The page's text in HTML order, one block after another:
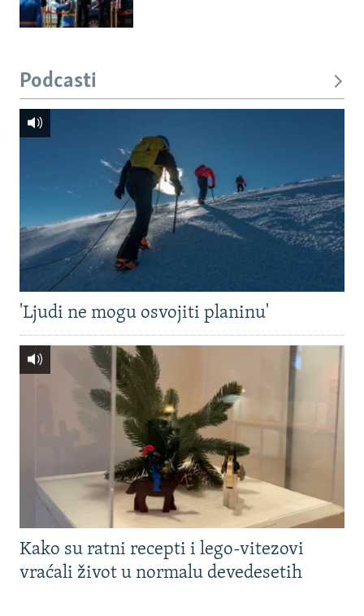
Podcasti
'Ljudi ne mogu osvojiti planinu'
Kako su ratni recepti i lego-vitezovi
vraćali život u normalu devedesetih